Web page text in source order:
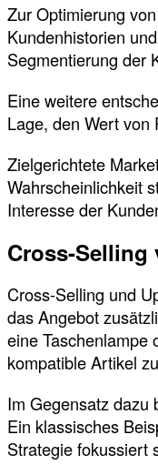
Zur Optimierung
Kundenhistorien
Segmentierung der
Eine weitere
Lage, den Wert von
Zielgerichtete
Wahrscheinlichkeit
Interesse der
Cross-Selling
Cross-Selling und
das Angebot
eine Taschenlampe
kompatible Artikel
Im Gegensatz dazu
Ein klassisches
Strategie fokussiert